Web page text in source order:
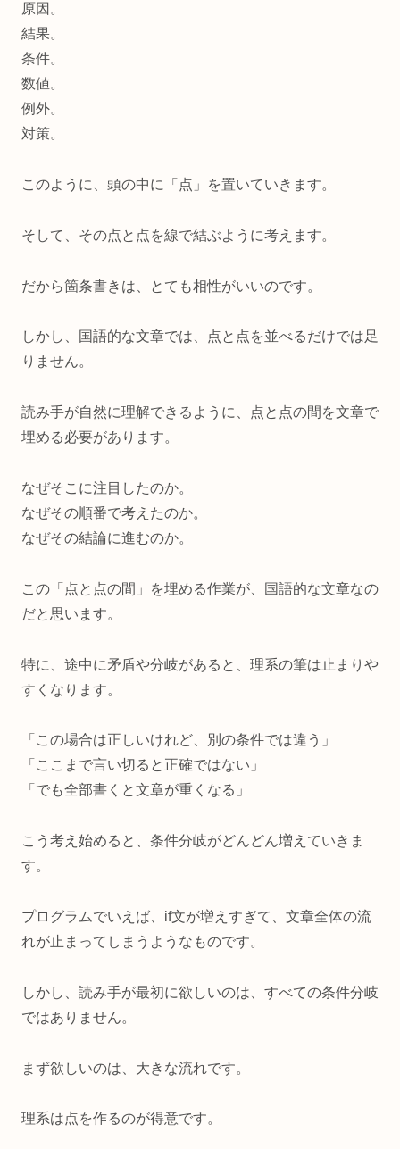
原因。
結果。
条件。
数値。
例外。
対策。
このように、頭の中に「点」を置いていきます。
そして、その点と点を線で結ぶように考えます。
だから箇条書きは、とても相性がいいのです。
しかし、国語的な文章では、点と点を並べるだけでは足
りません。
読み手が自然に理解できるように、点と点の間を文章で
埋める必要があります。
なぜそこに注目したのか。
なぜその順番で考えたのか。
なぜその結論に進むのか。
この「点と点の間」を埋める作業が、国語的な文章なの
だと思います。
特に、途中に矛盾や分岐があると、理系の筆は止まりや
すくなります。
「この場合は正しいけれど、別の条件では違う」
「ここまで言い切ると正確ではない」
「でも全部書くと文章が重くなる」
こう考え始めると、条件分岐がどんどん増えていきま
す。
プログラムでいえば、if文が増えすぎて、文章全体の流
れが止まってしまうようなものです。
しかし、読み手が最初に欲しいのは、すべての条件分岐
ではありません。
まず欲しいのは、大きな流れです。
理系は点を作るのが得意です。